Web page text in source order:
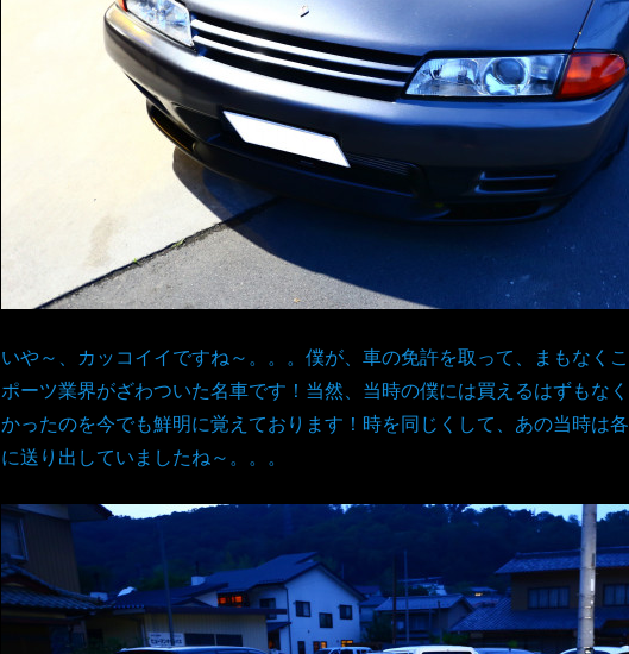
いや～、カッコイイですね～。。。僕が、車の免許を取って、まもなく
ポーツ業界がざわついた名車です！当然、当時の僕には買えるはずもな
かったのを今でも鮮明に覚えております！時を同じくして、あの当時は
に送り出していましたね～。。。